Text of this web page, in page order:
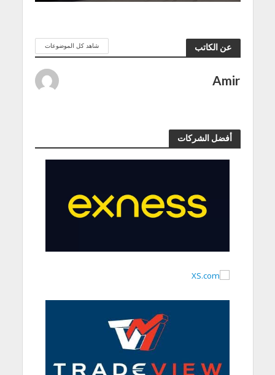
عن الكاتب شاهد كل الموضوعات
Amir
أفضل الشركات